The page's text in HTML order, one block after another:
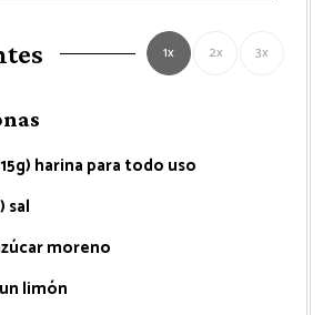
1x 2x 3x
harina para todo uso
sal
moreno
limón